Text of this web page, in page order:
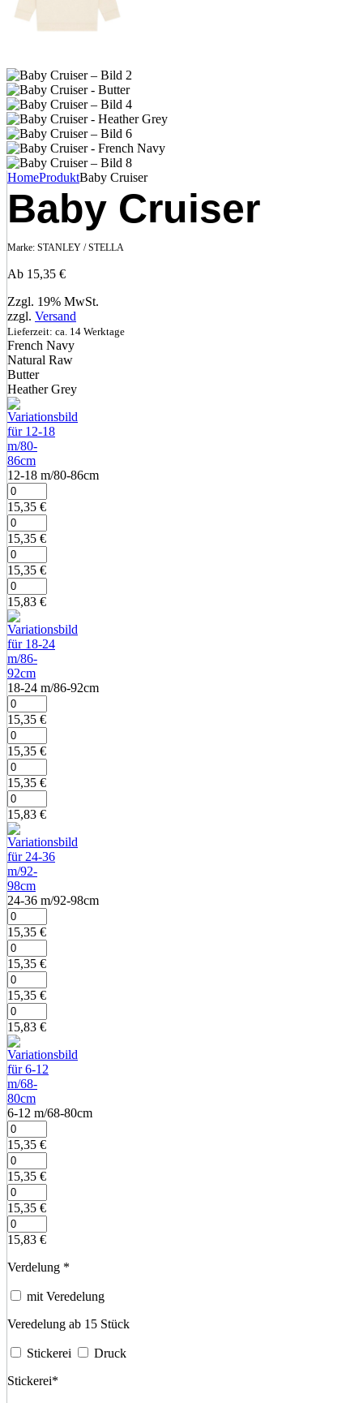
HomeProduktBaby Cruiser
Baby Cruiser
Marke: STANLEY / STELLA
Ab 15,35 €
Zzgl. 19% MwSt.
zzgl. Versand
Lieferzeit: ca. 14 Werktage
French Navy
Natural Raw
Butter
Heather Grey
12‑18 m/80‑86cm
15,35 €
15,35 €
15,35 €
15,83 €
18‑24 m/86‑92cm
15,35 €
15,35 €
15,35 €
15,83 €
24‑36 m/92‑98cm
15,35 €
15,35 €
15,35 €
15,83 €
6‑12 m/68‑80cm
15,35 €
15,35 €
15,35 €
15,83 €
Verdelung *
mit Veredelung
Veredelung ab 15 Stück
Stickerei
Druck
Stickerei*